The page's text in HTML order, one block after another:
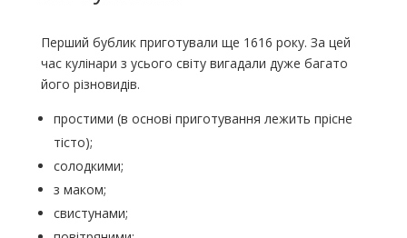
Перший бублик приготували ще 1616 року. За цей
час кулінари з усього світу вигадали дуже багато
його різновидів.
простими (в основі приготування лежить прісне
тісто);
солодкими;
з маком;
свистунами;